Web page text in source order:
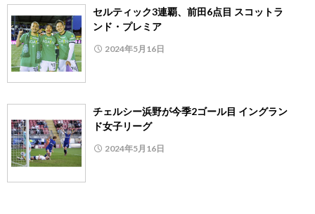
セルティック3連覇、前田6点目 スコットラ
ンド・プレミア
2024年5月16日
チェルシー浜野が今季2ゴール目 イングラン
ド女子リーグ
2024年5月16日